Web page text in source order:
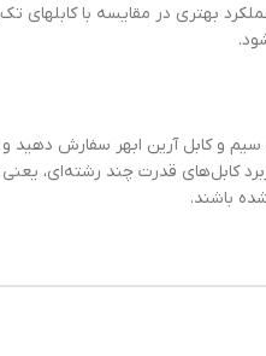
بهتری در مقایسه با کابلهای
و کابل آرین ابهر سفارش دهید و
کابل‌های قدرت چند رشته‌ای،
باشند.